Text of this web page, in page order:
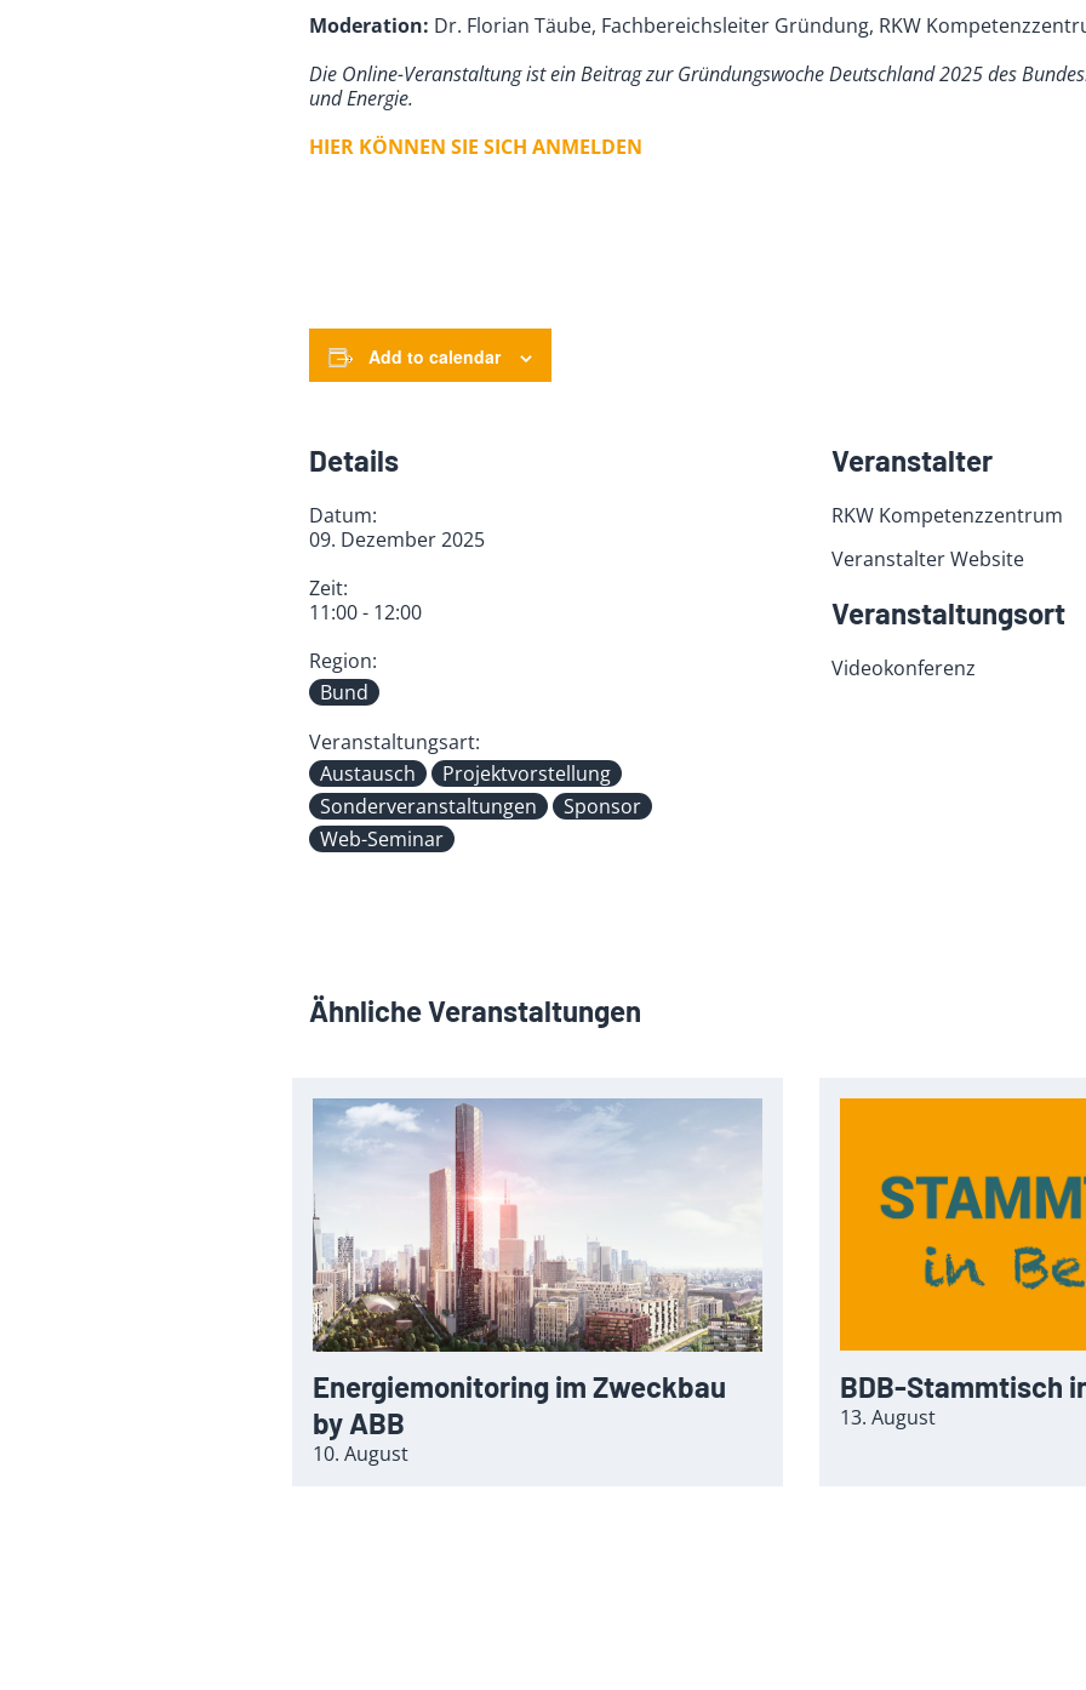
Moderation: Dr. Florian Täube, Fachbereichsleiter Gründung, RKW
Die Online-Veranstaltung ist ein Beitrag zur Gründungswoche Deutschland 2025 des
und Energie.
HIER KÖNNEN SIE SICH ANMELDEN
Add to calendar
Details
Datum:
09. Dezember 2025
Zeit:
11:00 - 12:00
Region:
Bund
Veranstaltungsart:
Austausch
Projektvorstellung
Sonderveranstaltungen
Sponsor
Web-Seminar
Veranstalter
RKW Kompetenzzentrum
Veranstalter Website
Veranstaltungsort
Videokonferenz
Ähnliche Veranstaltungen
Energiemonitoring im Zweckbau
by ABB
10. August
BDB-Stammtisch
13. August